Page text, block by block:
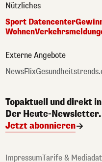
Nützliches
Sport Datencenter
Wohnen
Externe Angebote
NewsFlix
Topaktuell und direkt
Der Heute-Newsletter.
Jetzt abonnieren
ImpressumTarife &